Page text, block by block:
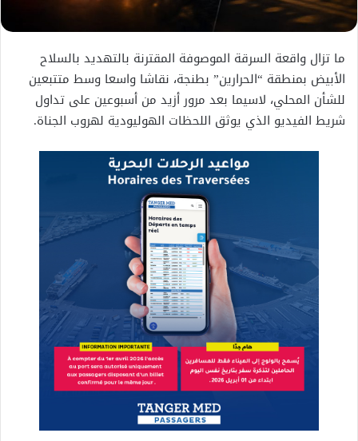
ما تزال واقعة السرقة الموصوفة المقترنة بالتهديد بالسلاح
الأبيض بمنطقة “الحرارين” بطنجة، نقاشا واسعا وسط متتبعين
للشأن المحلي، لاسيما بعد مرور أزيد من أسبوعين على تداول
شريط الفيديو الذي يوثق اللحظات الهوليودية لهروب الجناة.